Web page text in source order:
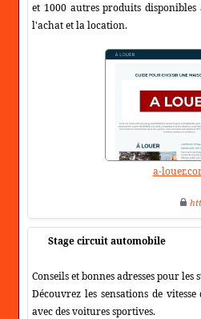
et 1000 autres produits
l'achat et la location.
a-
Stage circuit automobile
Conseils et bonnes adresses pour
Découvrez les sensations de
avec des voitures sportives.